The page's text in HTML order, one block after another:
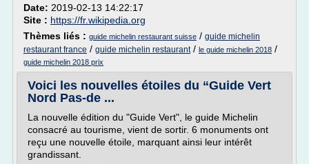
Date: 2019-02-13 14:22:17
Site : https://fr.wikipedia.org
Thèmes liés : guide michelin restaurant suisse / guide michelin
restaurant france / guide michelin restaurant/ le guide michelin 2018 /
guide michelin 2018 prix
Voici les nouvelles étoiles du “Guide Vert
Nord Pas-de ...
La nouvelle édition du "Guide Vert", le guide Michelin
consacré au tourisme, vient de sortir. 6 monuments ont
reçu une nouvelle étoile, marquant ainsi leur intérêt
grandissant.